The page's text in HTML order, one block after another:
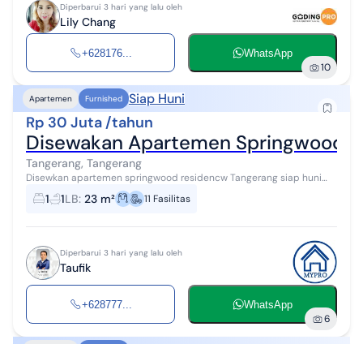
Diperbarui 3 hari yang lalu oleh
Lily Chang
+628176... WhatsApp
10
Apartemen Furnished Siap Huni
Rp 30 Juta /tahun
Disewakan Apartemen Springwood
Tangerang, Tangerang
Disewkan apartemen springwood residencw Tangerang siap huni
1 1LB: 23 m² 11 Fasilitas
Diperbarui 3 hari yang lalu oleh
Taufik
+628777... WhatsApp
6